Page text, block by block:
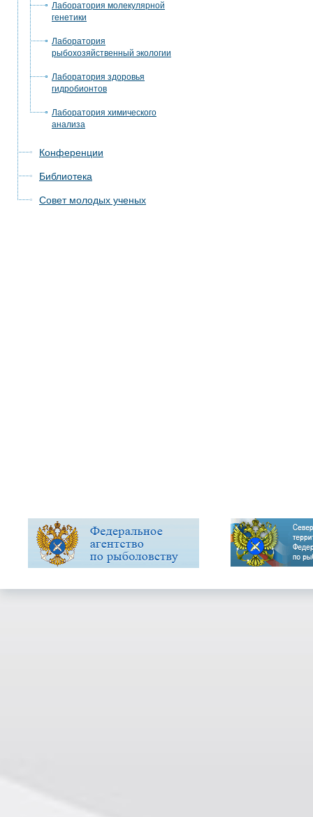
Лаборатория молекулярной
генетики
Лаборатория
рыбохозяйственный экологии
Лаборатория здоровья
гидробионтов
Лаборатория химического
анализа
Конференции
Библиотека
Совет молодых ученых